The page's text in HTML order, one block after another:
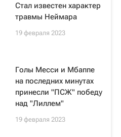
Стал известен характер
травмы Неймара
19 февраля 2023
Голы Месси и Мбаппе
на последних минутах
принесли "ПСЖ" победу
над "Лиллем"
19 февраля 2023